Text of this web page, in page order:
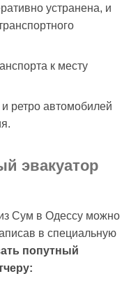
устранена, и
к месту
ретро автомобилей
эвакуатор
Сум в Одессу можно
в специальную
попутный